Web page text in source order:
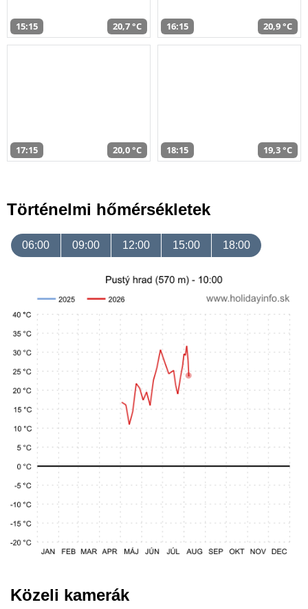
15:15 20,7 °C 16:15 20,9 °C
17:15 20,0 °C 18:15 19,3 °C
Történelmi hőmérsékletek
06:00 09:00 12:00 15:00 18:00
Közeli kamerák